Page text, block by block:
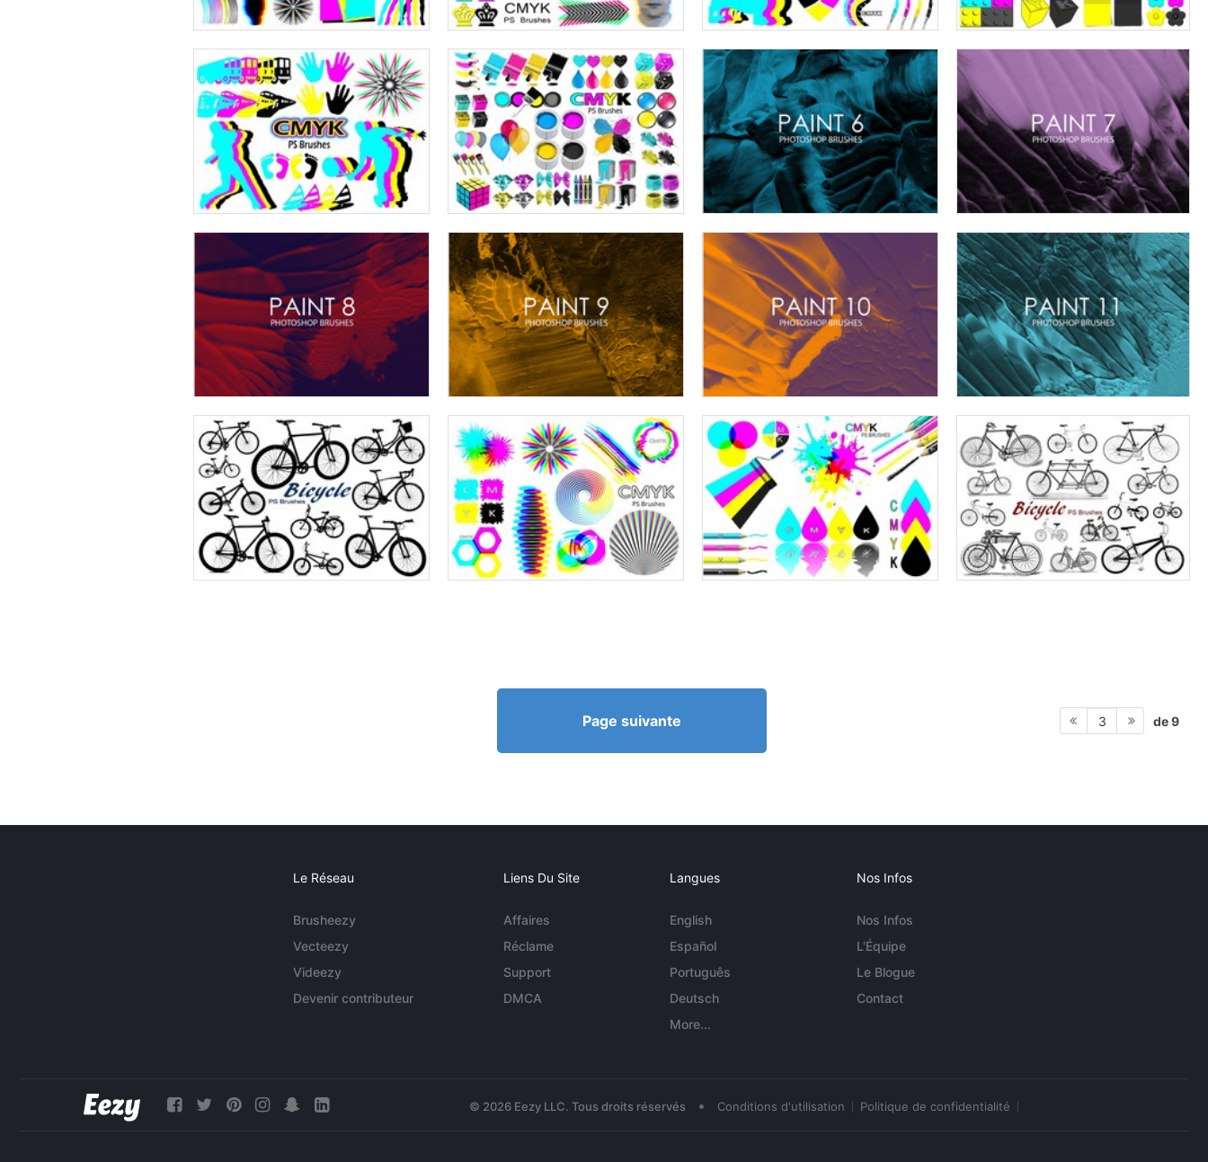
Page suivante 3 de 9
Le Réseau
Brusheezy
Vecteezy
Videezy
Devenir contributeur
Liens Du Site
Affaires
Réclame
Support
DMCA
Langues
English
Español
Português
Deutsch
More...
Nos Infos
Nos Infos
L'Équipe
Le Blogue
Contact
© 2026 Eezy LLC. Tous droits réservés • Conditions d'utilisation Politique de confidentialité